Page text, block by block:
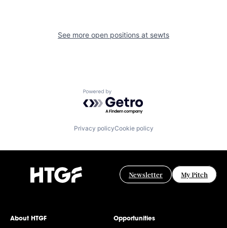
See more open positions at sewts
Powered by Getro.com
Privacy policyCookie policy
Newsletter My Pitch
About HTGF Opportunities